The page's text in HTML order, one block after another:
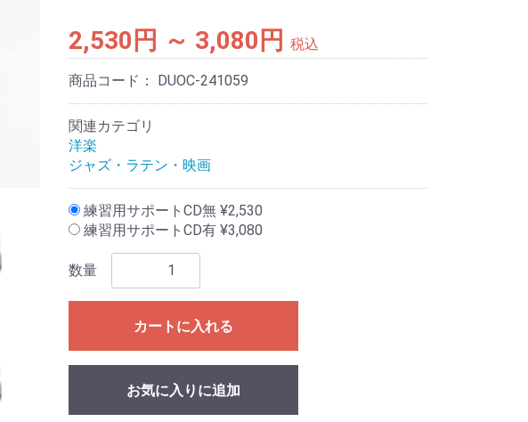
2,530円 ～ 3,080円 税込
商品コード： DUOC-241059
関連カテゴリ
洋楽
ジャズ・ラテン・映画
練習用サポートCD無 ¥2,530
練習用サポートCD有 ¥3,080
数量
カートに入れる
お気に入りに追加